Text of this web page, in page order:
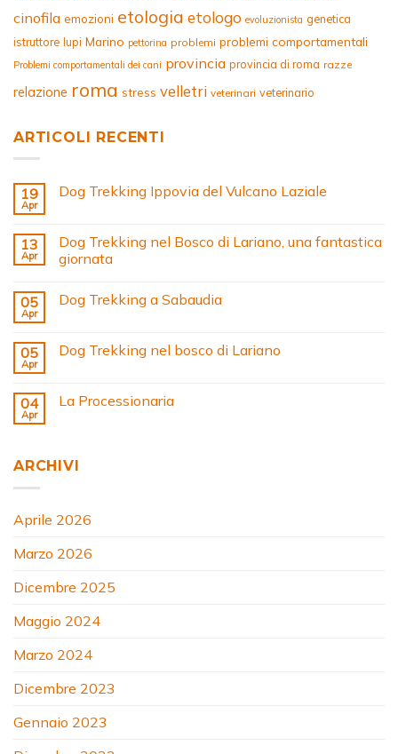
cinofila emozioni etologia etologo evoluzionista genetica
istruttore lupi Marino pettorina problemi problemi comportamentali
Problemi comportamentali dei cani provincia provincia di roma razze
relazione roma stress velletri veterinari veterinario
ARTICOLI RECENTI
19
Apr
Dog Trekking Ippovia del Vulcano Laziale
13
Apr
Dog Trekking nel Bosco di Lariano, una fantastica
giornata
05
Apr
Dog Trekking a Sabaudia
05
Apr
Dog Trekking nel bosco di Lariano
04
Apr
La Processionaria
ARCHIVI
Aprile 2026
Marzo 2026
Dicembre 2025
Maggio 2024
Marzo 2024
Dicembre 2023
Gennaio 2023